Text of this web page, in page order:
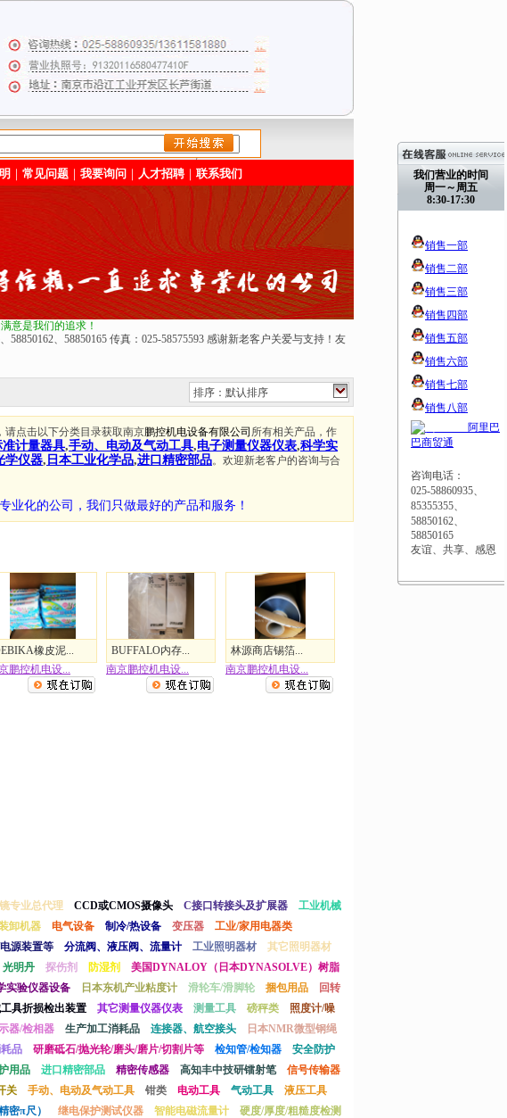
我们营业的时间
周一～周五
8:30-17:30
销售一部
销售二部
销售三部
销售四部
销售五部
销售六部
销售七部
销售八部
阿里巴
巴商贸通
咨询电话：
025-58860935、
85355355、
58850162、
58850165
友谊、共享、感恩
/>
｜ 常见问题｜ 我要询问 ｜ 人才招聘｜ 联系我们
意是我们的追求！
58850162、58850165 传真：025-58575593 感谢新老客户关爱与支持！友
排序：默认排序
请点击以下分类目录获取南京鹏控机电设备有限公司 所有相关产品，作
准计量器具,手动、电动及气动工具,电子测量仪器仪表,科学实
学仪器, 日本工业化学品,进口精密部品。欢迎新老客户的咨询与合
业化的公司， 我们只做最好的产品和服务！
橡皮泥...
鹏控机电设...
BUFFALO内存...
南京鹏控机电设...
林源商店锡箔...
南京鹏控机电设...
专业总代理 CCD或CMOS摄像头 C接口转接头及扩展器
工业机械
卸机器 电气设备 制冷/热设备 变压器
工业/家用电器类
源装置等 分流阀、液压阀、流量计 工业照明器材
其它照明器材
光明丹 探伤剂 防湿剂
美国DYNALOY（日本DYNASOLVE）树脂
实验仪器设备 日本东机产业粘度计 滑轮车/滑脚轮 捆包用品
回转
具折损检出装置 其它测量仪器仪表 测量工具 磅秤类
照度计/噪
器/检相器 生产加工消耗品 连接器、航空接头
日本NMR微型钢绳
品 研磨砥石/抛光轮/磨头/磨片/切割片等 检知管/检知器
安全防护
用品 进口精密部品 精密传感器 高知丰中技研镭射笔
信号传输器
关 手动、电动及气动工具 钳类 电动工具 气动工具
液压工具
密π尺） 继电保护测试仪器 智能电磁流量计
硬度/厚度/粗糙度检测